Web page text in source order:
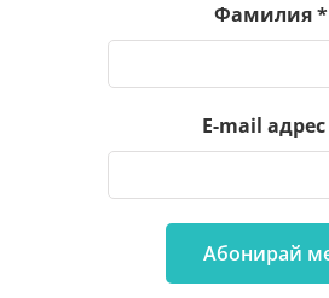
Фамилия*
E-mail адрес